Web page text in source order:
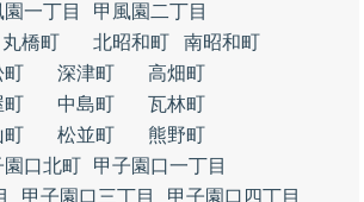
園一丁目
甲風園二丁目
丸橋町 北昭和町
南昭和町
町 深津町
高畑町
町 中島町
瓦林町
町 松並町
熊野町
園口北町
甲子園口一丁目
甲子園口三丁目
甲子園口四丁目